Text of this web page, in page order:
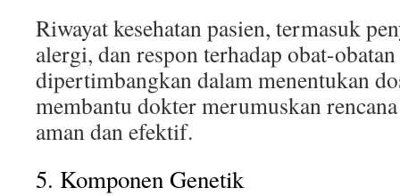
Riwayat kesehatan pasien, termasuk
alergi, dan respon terhadap obat-
dipertimbangkan dalam menentukan
membantu dokter merumuskan
aman dan efektif.
5. Komponen Genetik